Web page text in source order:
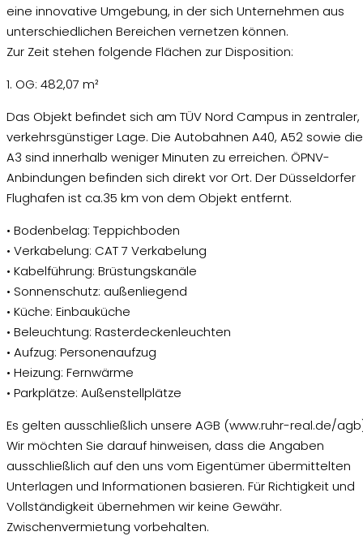
eine innovative Umgebung, in der sich Unternehmen aus
unterschiedlichen Bereichen vernetzen können.
Zur Zeit stehen folgende Flächen zur Disposition:
1. OG: 482,07 m²
Das Objekt befindet sich am TÜV Nord Campus in zentraler,
verkehrsgünstiger Lage. Die Autobahnen A40, A52 sowie die
A3 sind innerhalb weniger Minuten zu erreichen. ÖPNV-
Anbindungen befinden sich direkt vor Ort. Der Düsseldorfer
Flughafen ist ca.35 km von dem Objekt entfernt.
• Bodenbelag: Teppichboden
• Verkabelung: CAT 7 Verkabelung
• Kabelführung: Brüstungskanäle
• Sonnenschutz: außenliegend
• Küche: Einbauküche
• Beleuchtung: Rasterdeckenleuchten
• Aufzug: Personenaufzug
• Heizung: Fernwärme
• Parkplätze: Außenstellplätze
Es gelten ausschließlich unsere AGB (www.ruhr-real.de/
Wir möchten Sie darauf hinweisen, dass die Angaben
ausschließlich auf den uns vom Eigentümer übermittelten
Unterlagen und Informationen basieren. Für Richtigkeit und
Vollständigkeit übernehmen wir keine Gewähr.
Zwischenvermietung vorbehalten.